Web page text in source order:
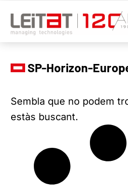
SP-Horizon-
Sembla que no podem
estàs buscant.